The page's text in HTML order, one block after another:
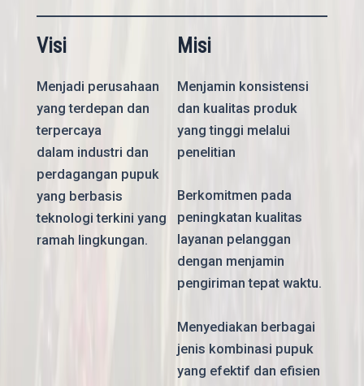
Visi
Menjadi perusahaan
yang terdepan dan
terpercaya
dalam industri dan
perdagangan pupuk
yang berbasis
teknologi terkini yang
ramah lingkungan.
Misi
Menjamin konsistensi
dan kualitas produk
yang tinggi melalui
penelitian
Berkomitmen pada
peningkatan kualitas
layanan pelanggan
dengan menjamin
pengiriman tepat waktu.
Menyediakan berbagai
jenis kombinasi pupuk
yang efektif dan efisien